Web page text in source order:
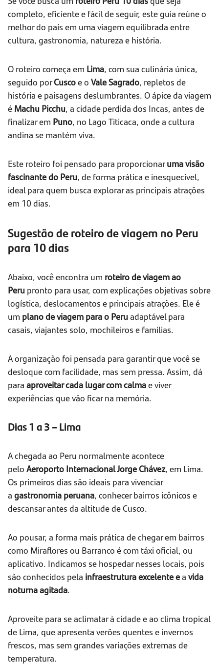
completo, eficiente e fácil de seguir, este guia reúne o
melhor do país em uma viagem equilibrada entre
cultura, gastronomia, natureza e história.
O roteiro começa em Lima, com sua culinária única,
seguido porCuscoe o Vale Sagrado, repletos de
história e paisagens deslumbrantes. O ápice da viagem
é Machu Picchu, a cidade perdida dos Incas, antes de
finalizar em Puno, no Lago Titicaca, onde a cultura
andina se mantém viva.
Este roteiro foi pensado para proporcionaruma visão
fascinante do Peru, de forma prática e inesquecível,
ideal para quem busca explorar as principais atrações
em 10 dias.
Sugestão de roteiro de viagem no Peru
para 10 dias
Abaixo, você encontra um roteiro de viagem ao
Peru pronto para usar, com explicações objetivas sobre
logística, deslocamentos e principais atrações. Ele é
um plano de viagem para o Peruadaptável para
casais, viajantes solo, mochileiros e famílias.
A organização foi pensada para garantir que você se
desloque com facilidade, mas sem pressa. Assim, dá
para aproveitar cada lugar com calmae viver
experiências que vão ficar na memória.
Dias 1 a 3 – Lima
A chegada ao Peru normalmente acontece
pelo Aeroporto Internacional Jorge Chávez, em Lima.
Os primeiros dias são ideais para vivenciar
a gastronomia peruana, conhecer bairros icônicos e
descansar antes da altitude de Cusco.
Ao pousar, a forma mais prática de chegar em bairros
como Miraflores ou Barranco é com táxi oficial, ou
aplicativo. Indicamos se hospedar nesses locais, pois
são conhecidos pela infraestrutura excelente ea vida
noturna agitada.
Aproveite para se aclimatar à cidade e ao clima tropical
de Lima, que apresenta verões quentes e invernos
frescos, mas sem grandes variações extremas de
temperatura.